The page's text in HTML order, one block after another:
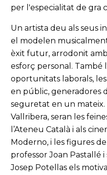
per l'especialitat de gra
Un artista deu als seus
el modelen
èxit futur, arrodonit
esforç personal. També
oportunitats laborals,
en públic, generadores
seguretat en un mateix.
Vallribera, seran les
l’Ateneu Català i als
Moderno, i les figures
professor Joan Pastallé
Josep Potellas els